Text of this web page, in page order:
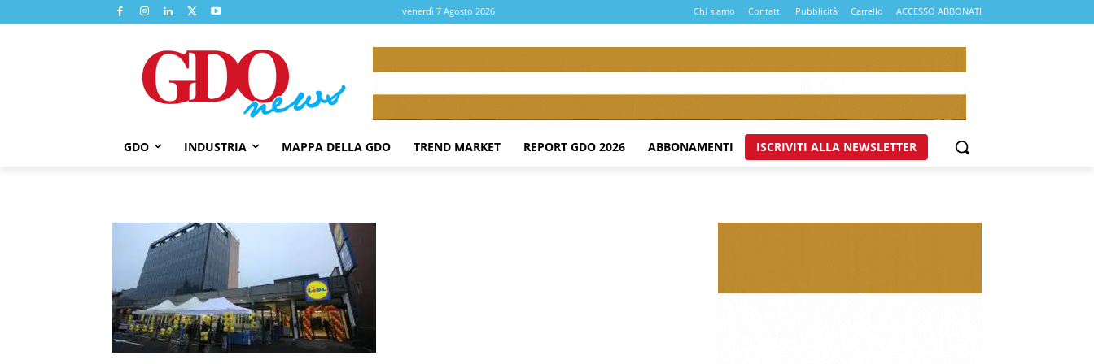
venerdì 7 Agosto 2026 Chi siamo Contatti Pubblicità Carrello ACCESSO ABBONATI
GDO INDUSTRIA MAPPA DELLA GDO TREND MARKET REPORT GDO 2026 ABBONAMENTI ISCRIVITI ALLA NEWSLETTER